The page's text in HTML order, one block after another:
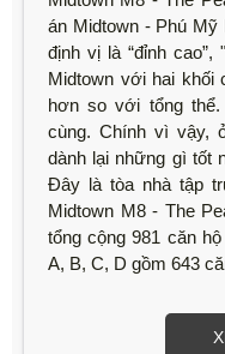
án Midtown - Phú
định vị là “đỉnh
Midtown với hai khối
hơn so với tổng
cùng. Chính vì vậy,
dành lại những gì tốt
Đây là tòa nhà tập
Midtown M8 - The
tổng cộng 981 căn
A, B, C, D gồm 643